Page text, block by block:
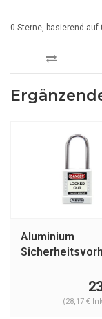
0 Sterne, basierend auf
Aluminium
Abdeckung
(28,17 €